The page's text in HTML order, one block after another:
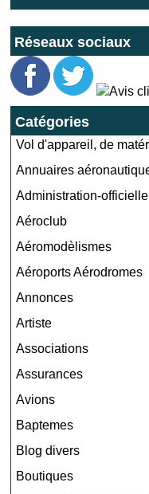
Réseaux sociaux
Catégories
Vol d'appareil, de
Annuaires
Administration-officielle
Aéroclub
Aéromodèlismes
Aéroports Aérodromes
Annonces
Artiste
Associations
Assurances
Avions
Baptemes
Blog divers
Boutiques